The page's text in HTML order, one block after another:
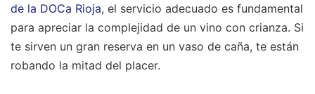
de la DOCa Rioja, el servicio adecuado es fundamental
para apreciar la complejidad de un vino con crianza. Si
te sirven un gran reserva en un vaso de caña, te están
robando la mitad del placer.